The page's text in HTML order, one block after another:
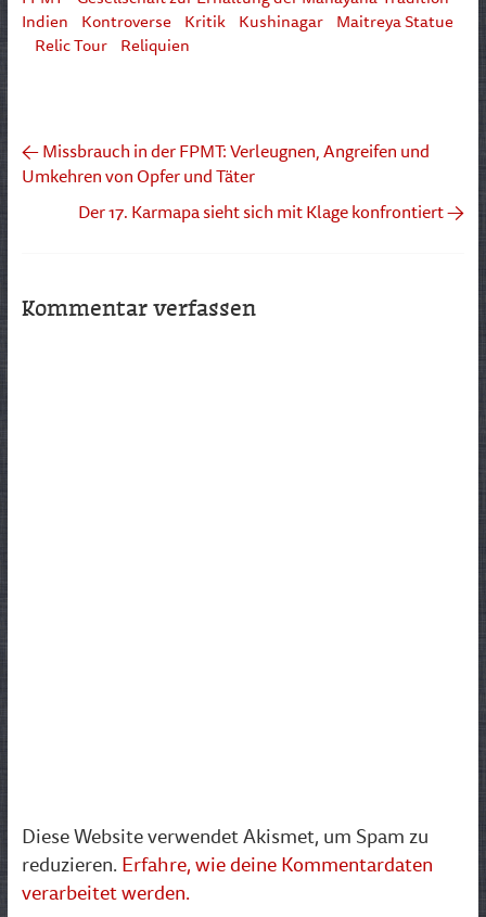
Indien
Kontroverse Kritik Kushinagar
Maitreya Statue
Relic Tour
Reliquien
←Missbrauch in der FPMT: Verleugnen, Angreifen und
Umkehren von Opfer und Täter
Der 17. Karmapa sieht sich mit Klage konfrontiert→
Kommentar verfassen
Diese Website verwendet Akismet, um Spam zu
reduzieren. Erfahre, wie deine Kommentardaten
verarbeitet werden.